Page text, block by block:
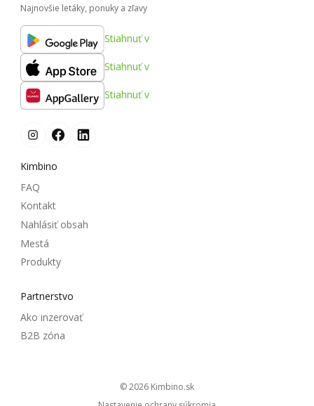
Najnovšie letáky, ponuky a zľavy
Stiahnuť v
Stiahnuť v
Stiahnuť v
Kimbino
FAQ
Kontakt
Nahlásiť obsah
Mestá
Produkty
Partnerstvo
Ako inzerovať
B2B zóna
© 2026
kimbino.sk